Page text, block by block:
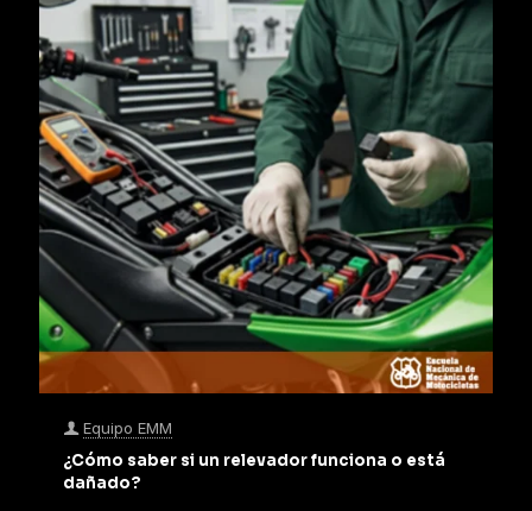
Equipo EMM
¿Cómo saber si un relevador funciona o está
dañado?